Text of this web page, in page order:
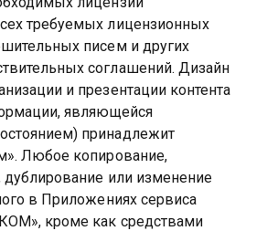
требуемых лицензионных
писем и других
соглашений. Дизайн
и презентации контента
являющейся
принадлежит
Любое копирование,
дублирование или изменение
в Приложениях сервиса
кроме как средствами